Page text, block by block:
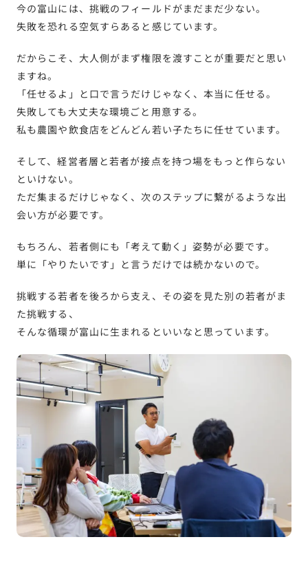
今の富山には、挑戦のフィールドがまだまだ少ない。
失敗を恐れる空気すらあると感じています。
だからこそ、大人側がまず権限を渡すことが重要だと思い
ますね。
「任せるよ」と口で言うだけじゃなく、本当に任せる。
失敗しても大丈夫な環境ごと用意する。
私も農園や飲食店をどんどん若い子たちに任せています。
そして、経営者層と若者が接点を持つ場をもっと作らない
といけない。
ただ集まるだけじゃなく、次のステップに繋がるような出
会い方が必要です。
もちろん、若者側にも「考えて動く」姿勢が必要です。
単に「やりたいです」と言うだけでは続かないので。
挑戦する若者を後ろから支え、その姿を見た別の若者がま
た挑戦する、
そんな循環が富山に生まれるといいなと思っています。